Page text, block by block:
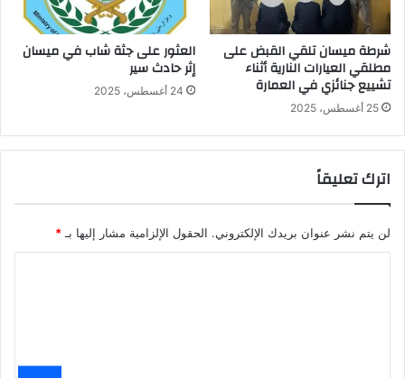
شرطة ميسان تلقي القبض على
مطلقي العيارات النارية أثناء
تشييع جنائزي في العمارة
25 أغسطس، 2025
العثور على جثة شاب في ميسان
إثر حادث سير
24 أغسطس، 2025
اترك تعليقاً
لن يتم نشر عنوان بريدك الإلكتروني. الحقول الإلزامية مشار إليها بـ*